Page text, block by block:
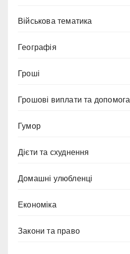
Військова тематика
Географія
Гроші
Грошові виплати та допомога
Гумор
Дієти та схуднення
Домашні улюбленці
Економіка
Закони та право